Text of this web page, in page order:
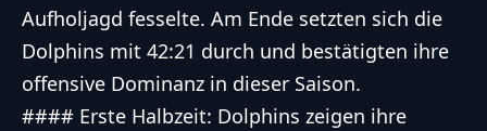
Aufholjagd fesselte. Am Ende setzten sich die
Dolphins mit 42:21 durch und bestätigten ihre
offensive Dominanz in dieser Saison.
#### Erste Halbzeit: Dolphins zeigen ihre